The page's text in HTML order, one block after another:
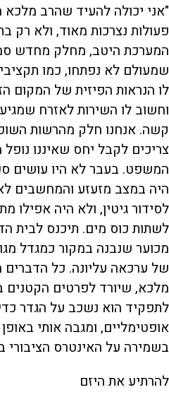
"אני יכולה להעיד שהרב מלכא
פעולות נצרכות מאוד, ולא רק
המערכת היטב, מחלק מחדש
שמעולם לא נפתחו, כמו
לו הנראות הפיזית של המקום
וחשוב לו השירות לאזרח
קשה. אנחנו חלק מהרשות
צריכים לקבל יחס שאיננו
המשפט. בעבר לא היו עושים
היה במצב מזעזע והמחשבים
לסידור גיטין, ולא היה אפילו
לשתות כוס מים. תיכנס לבית
מכוער שנבנה במקור כמגדל
של ערכאה עליונה. כל
מלכא, שיורד לפרטים הקטנים
לתפקיד הוא נשכב על הגדר
אופטימליים, ומגבה אותי
בשמירה על האינטרס הציבורי
להרתיע את היזם